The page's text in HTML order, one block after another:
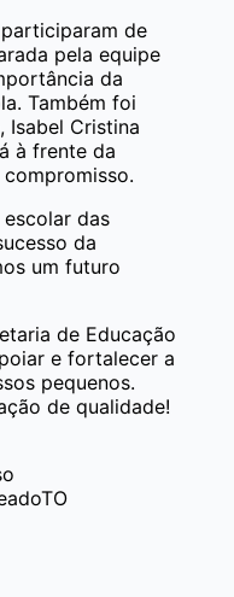
de
pela equipe
da
Também foi
Isabel Cristina
à frente da
das
da
um futuro
de Educação
e fortalecer a
pequenos.
de qualidade!